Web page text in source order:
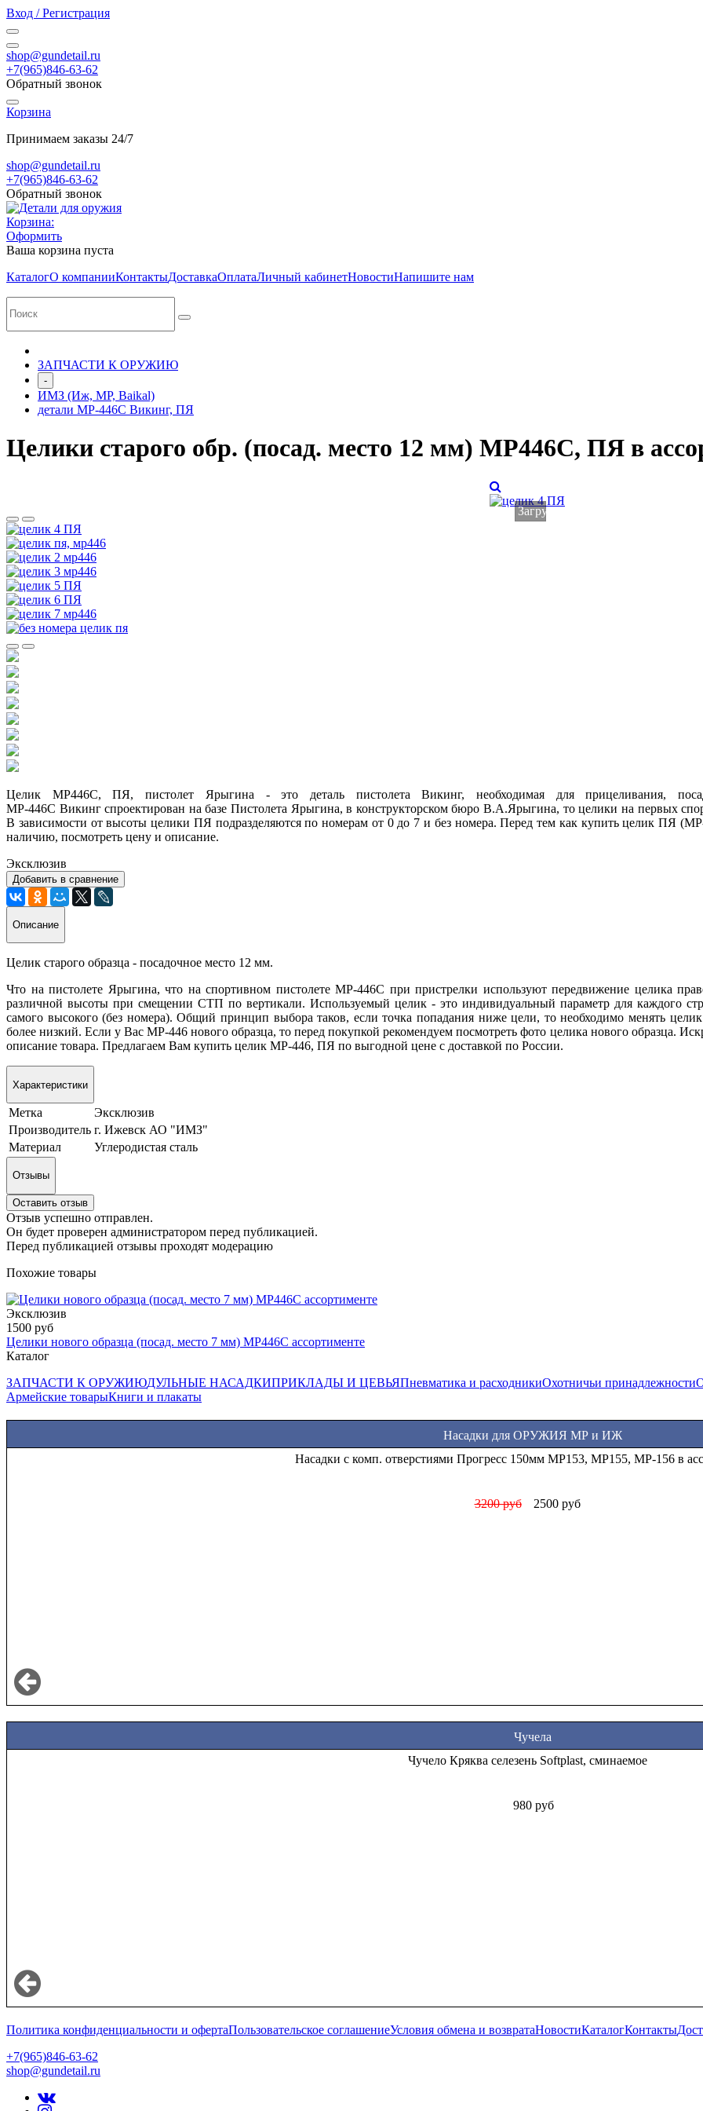
Вход / Регистрация
shop@gundetail.ru
+7(965)846-63-62
Обратный звонок
Корзина
Принимаем заказы 24/7
shop@gundetail.ru
+7(965)846-63-62
Обратный звонок
Корзина:
Оформить
Ваша корзина пуста
КаталогО компанииКонтактыДоставкаОплатаЛичный кабинетНовостиНапишите нам
ЗАПЧАСТИ К ОРУЖИЮ
-
ИМЗ (Иж, МР, Baikal)
детали МР-446С Викинг, ПЯ
Целики старого обр. (посад. место 12 мм) МР446С, ПЯ в
Загрузка...
Целик МР446С, ПЯ, пистолет Ярыгина - это детальпистолета Викинг,необходимая для прицеливания,
МР-446С Викингспроектирован на базе Пистолета Ярыгина, в конструкторском бюро В.А.Ярыгина, то целики на первых
В зависимости от высоты целики ПЯподразделяются по номерам от 0 до 7 и без номера. Перед тем как купить целикПЯ (
наличию, посмотреть цену и описание.
Эксклюзив
Добавить в сравнение
Описание
Целик старого образца - посадочное место 12 мм.
Что на пистолете Ярыгина, что на спортивном пистолете МР-446С при пристрелки используют передвижение целика
различной высоты при смещении СТП по вертикали. Используемый целик - это индивидуальный параметр для каждого
самого высокого (без номера). Общий принцип выбора таков, если точка попадания ниже цели, то необходимо менять
более низкий. Если у Вас МР-446 нового образца, то перед покупкой рекомендуем посмотреть фото целика нового образца.
описание товара. Предлагаем Вам купить целик МР-446, ПЯ по выгодной цене с доставкой по России.
Характеристики
Метка
Эксклюзив
Производитель г. Ижевск АО "ИМЗ"
Материал
Углеродистая сталь
Отзывы
Оставить отзыв
Отзыв успешно отправлен.
Он будет проверен администратором перед публикацией.
Перед публикацией отзывы проходят модерацию
Похожие товары
Эксклюзив
1500 руб
Целики нового образца (посад. место 7 мм) МР446С ассортименте
Каталог
ЗАПЧАСТИ К ОРУЖИЮДУЛЬНЫЕ НАСАДКИПРИКЛАДЫ И ЦЕВЬЯПневматика и расходникиОхотничьи принадлежности
Армейские товарыКниги и плакаты
Насадки для ОРУЖИЯ МР и ИЖ
Насадки с комп. отверстиями Прогресс 150мм МР153, МР155, МР-156 в
3200 руб 2500 руб
Чучела
Чучело Кряква селезень Softplast, сминаемое
980 руб
Политика конфиденциальности и офертаПользовательское соглашениеУсловия обмена и возвратаНовостиКаталогКонтакты
+7(965)846-63-62
shop@gundetail.ru